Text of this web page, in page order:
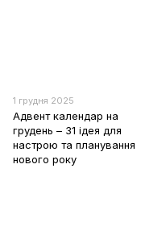
1 грудня 2025
Адвент календар на
грудень – 31 ідея для
настрою та планування
нового року